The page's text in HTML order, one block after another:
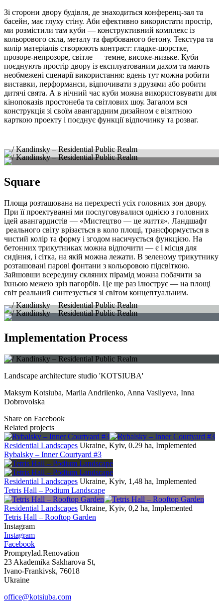
Зі сторони двору будівля, де знаходиться конференц-зал та
басейн, має глуху стіну. Аби ефективно використати простір,
ми розмістили там куби — конструктивний комплекс із
кольорового скла, металу та фарбованого бетону. Текстура та
колір матеріалів створюють контраст: гладке-шорстке,
прозоре-непрозоре, світле — темне, високе-низьке. Куби
поєднують простір двору із експлуатованим дахом та мають
необмежені сценарії використання: вдень тут можна робити
виставки, перформанси, відпочивати з друзями або робити
дитячі свята. А в нічний час куби можна використовувати для
кінопоказів простонеба та світлових шоу. Загалом вся
конструкція зі своїм авангардним дизайном є візитною
карткою проекту і поєднує функції відпочинку та розваг.
Square
Площа розташована на перехресті усіх головних зон двору.
При її проектуванні ми послуговувалися однією з головних
ідей авангардистів — «Мистецтво — це життя». Ландшафт
реального світу врізається в коло площі, трансформується в
чистий колір та форму і згодом насичується функцією. На
бетонних трикутниках можна відпочити — є і місця для
сидіння, і сітка, на якій можна лежати. В зеленому трикутнику
розташовані парові фонтани з кольоровою підсвіткою.
Зайшовши всередину скляних пірамід можна побачити за
їхньою межею зріз пагорбів. Це ще раз ілюструє — на площі
світ реальний синтезується зі світом концептуальним.
Implementation Process
Landscape architecture studio 'KOTSIUBA'
Maksym Kotsiuba, Mariia Andriienko, Anna Vasilyeva, Inna
Dobrovolska
Share on Facebook
Related projects
Residential Landscapes Ukraine, Kyiv, 0.29 ha, Implemented
Rybalsky – Inner Courtyard #3
Residential Landscapes Ukraine, Kyiv, 1,48 ha, Implemented
Tetris Hall – Podium Landscape
Residential Landscapes Ukraine, Kyiv, 0,2 ha, Implemented
Tetris Hall – Rooftop Garden
Instagram
Instagram
Facebook
Promprylad.Renovation
23 Akademika Sakharova St,
Ivano-Frankivsk, 76018
Ukraine
office@kotsiuba.com